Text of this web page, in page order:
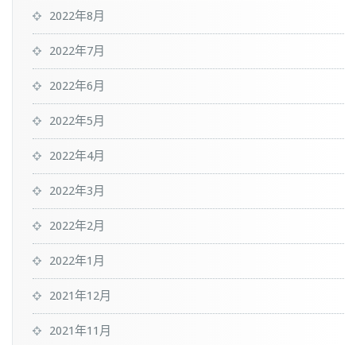
2022年8月
2022年7月
2022年6月
2022年5月
2022年4月
2022年3月
2022年2月
2022年1月
2021年12月
2021年11月